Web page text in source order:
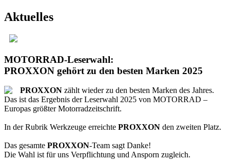
Aktuelles
MOTORRAD-Leserwahl:
PROXXON gehört zu den besten Marken 2025
PROXXON zählt wieder zu den besten Marken des Jahres.
Das ist das Ergebnis der Leserwahl 2025 von MOTORRAD –
Europas größter Motorradzeitschrift.
In der Rubrik Werkzeuge erreichte PROXXON den zweiten Platz.
Das gesamte PROXXON-Team sagt Danke!
Die Wahl ist für uns Verpflichtung und Ansporn zugleich.